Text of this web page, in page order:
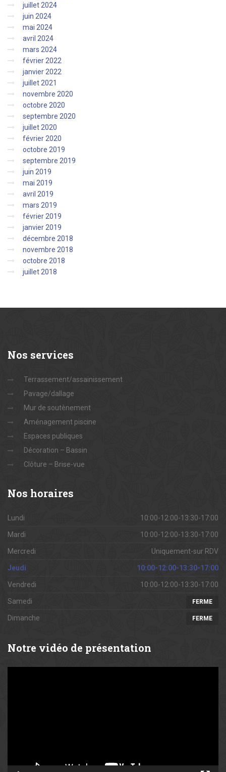
juillet 2024
juin 2024
mai 2024
avril 2024
mars 2024
février 2022
janvier 2022
juillet 2021
novembre 2020
octobre 2020
septembre 2020
juillet 2020
février 2020
octobre 2019
septembre 2019
juin 2019
mai 2019
avril 2019
mars 2019
février 2019
janvier 2019
décembre 2018
novembre 2018
octobre 2018
juillet 2018
Nos services
Terrassement/assainissement
Pavage/dallage
Mur de soutènement
Aménagement piscine
Espaces publiques
Décoration – Bassin
Clôture – Brise-vue
Nos horaires
Lundi 10:00-12:00-13:30-17:00
Mardi 10:00-12:00-13:30-17:00
Mercredi Uniquement-sur RDV
Jeudi 10:00-12:00-13:30-17:00
Vendredi 10:00-12:00-13:30-17:00
Samedi FERME
Dimanche FERME
Notre vidéo de présentation